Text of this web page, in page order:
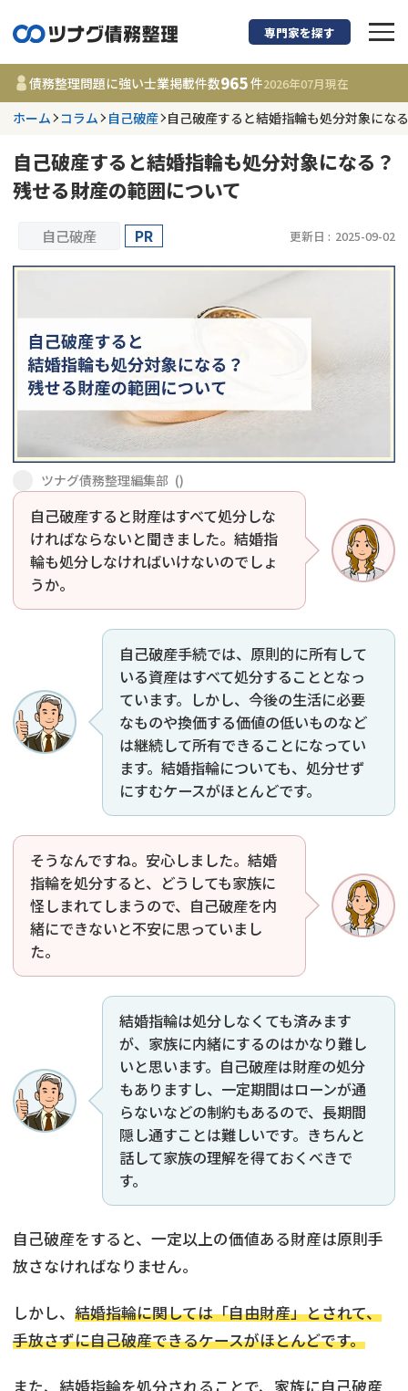
債務整理に強い弁
都道府県を選択
事務所 965
件
更新日 :
借金返済相談・交渉
消費者金融・サラ金
闇金
費用相場
過払金
借金問題
専門家を探す
債務整理問題に強い士業掲載件数965件2026年07月現在
ホーム コラム 自己破産 自己破産すると結婚指輪も処分対象にな
自己破産すると結婚指輪も処分対象になる？
残せる財産の範囲について
自己破産 PR 更新日 : 2025-09-02
ツナグ債務整理編集部 ()
自己破産すると財産はすべて処分しな
ければならないと聞きました。結婚指
輪も処分しなければいけないのでしょ
うか。
自己破産手続では、原則的に所有して
いる資産はすべて処分することとなっ
ています。しかし、今後の生活に必要
なものや換価する価値の低いものなど
は継続して所有できることになってい
ます。結婚指輪についても、処分せず
にすむケースがほとんどです。
そうなんですね。安心しました。結婚
指輪を処分すると、どうしても家族に
怪しまれてしまうので、自己破産を内
緒にできないと不安に思っていまし
た。
結婚指輪は処分しなくても済みます
が、家族に内緒にするのはかなり難し
いと思います。自己破産は財産の処分
もありますし、一定期間はローンが通
らないなどの制約もあるので、長期間
隠し通すことは難しいです。きちんと
話して家族の理解を得ておくべきで
す。
自己破産をすると、一定以上の価値ある財産は原則手
放さなければなりません。
しかし、 結婚指輪に関しては「自由財産」とされて、
手放さずに自己破産できるケースがほとんどです。
また、結婚指輪を処分されることで、家族に自己破産